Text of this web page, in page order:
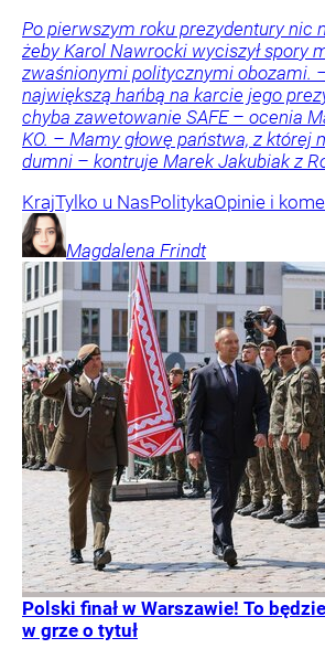
Po pierwszym roku prezydentury nic
żeby Karol Nawrocki wyciszył spory
zwaśnionymi politycznymi obozami.
największą hańbą na karcie jego
chyba zawetowanie SAFE – ocenia
KO. – Mamy głowę państwa, z której
dumni – kontruje Marek Jakubiak z
KrajTylko u NasPolitykaOpinie i
Magdalena Frindt
Polski finał w Warszawie! To
w grze o tytuł